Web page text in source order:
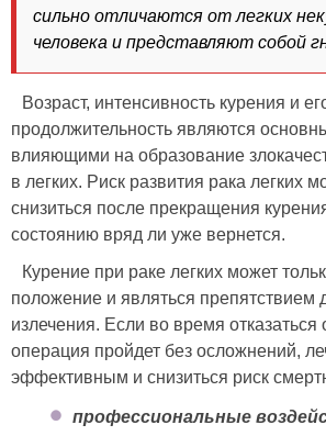
сильно отличаются от легких
человека и представляют собой
Возраст, интенсивность курения и
продолжительность являются
влияющими на образование
в легких. Риск развития рака легких
снизиться после прекращения
состоянию вряд ли уже вернется.
Курение при раке легких может
положение и являться препятствием
излечения. Если во время отказаться
операция пройдет без осложнений,
эффективным и снизиться риск
профессиональные